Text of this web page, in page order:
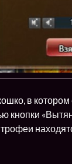
в котором
кнопки